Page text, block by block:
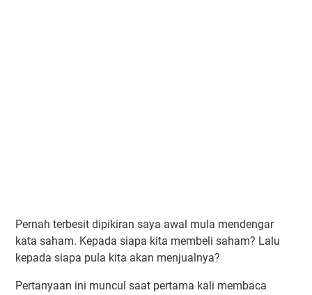
Pernah terbesit dipikiran saya awal mula mendengar
kata saham. Kepada siapa kita membeli saham? Lalu
kepada siapa pula kita akan menjualnya?
Pertanyaan ini muncul saat pertama kali membaca